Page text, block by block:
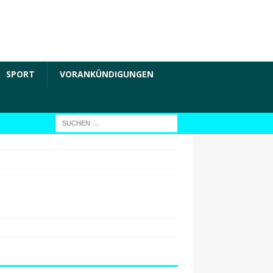
SPORT VORANKÜNDIGUNGEN